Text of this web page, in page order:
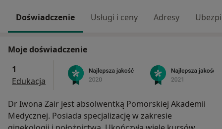
Doświadczenie Usługi i ceny Adresy
Moje doświadczenie
1
Edukacja
Dr Iwona Zair jest absolwentką Pomorskiej Akademii
Medycznej. Posiada specjalizację w zakresie